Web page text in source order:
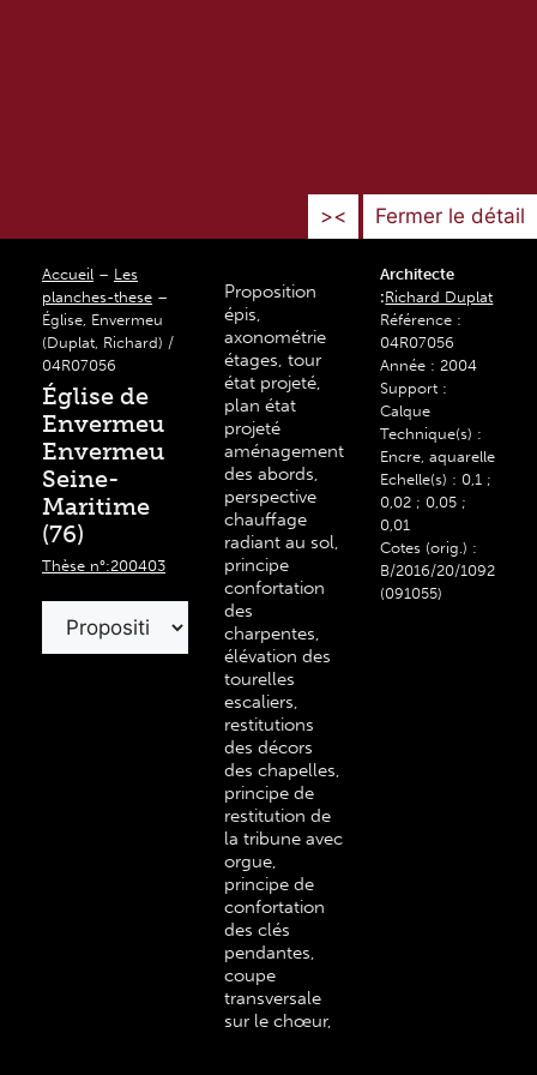
>< Fermer le détail
Accueil – Les
planches-these –
Église, Envermeu
(Duplat, Richard) /
04R07056
Église de
Envermeu
Envermeu
Seine-
Maritime
(76)
Thèse n°:200403
Proposition
épis,
axonométrie
étages, tour
état projeté,
plan état
projeté
aménagement
des abords,
perspective
chauffage
radiant au sol,
principe
confortation
des
charpentes,
élévation des
tourelles
escaliers,
restitutions
des décors
des chapelles,
principe de
restitution de
la tribune avec
orgue,
principe de
confortation
des clés
pendantes,
coupe
transversale
sur le chœur,
Architecte
:Richard Duplat
Référence :
04R07056
Année : 2004
Support :
Calque
Technique(s) :
Encre, aquarelle
Echelle(s) : 0,1 ;
0,02 ; 0,05 ;
0,01
Cotes (orig.) :
B/2016/20/1092
(091055)